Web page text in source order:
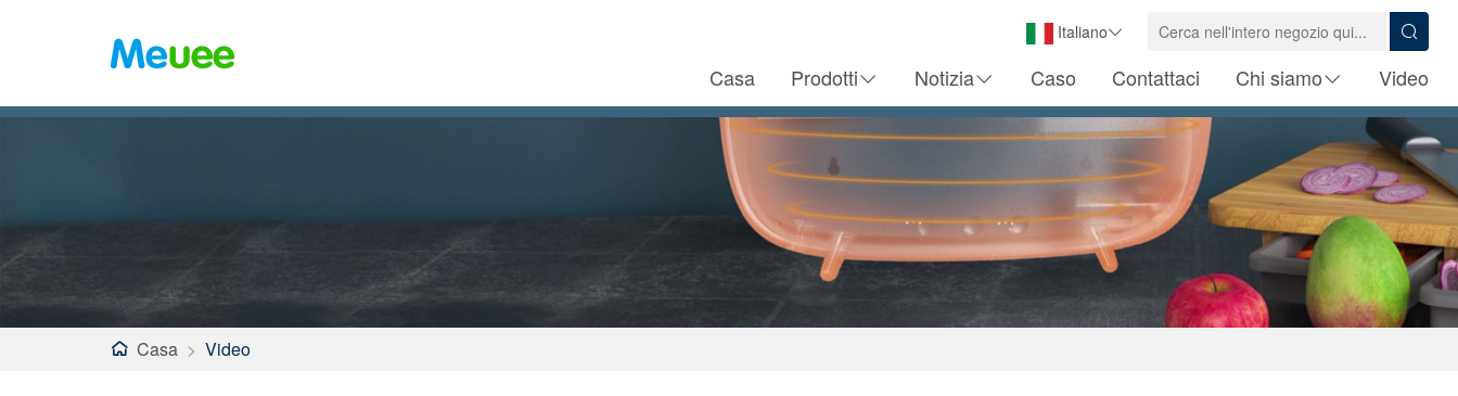
Italiano
Casa Prodotti Notizia Caso Contattaci Chi siamo Video
Casa > Video